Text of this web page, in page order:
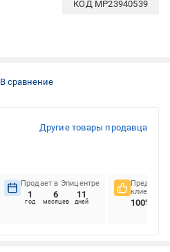
КОД MP23940539
В сравнение
Другие товары продавца
Продает в Эпицентре
1
год
6
месяцев
11
дней
клиентов
100%